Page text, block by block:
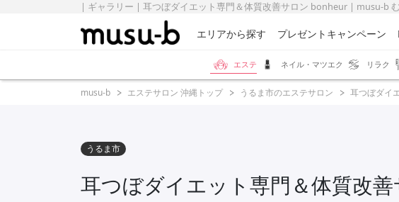
| ギャラリー | 耳つぼダイエット専門＆体質改善サロン bonheur | musu-b
エリアから探す プレゼントキャンペーン
エステ ネイル・マツエク リラク
musu-b エステサロン 沖縄トップ うるま市のエステサロン 耳つぼダイ
うるま市
耳つぼダイエット専門＆体質改